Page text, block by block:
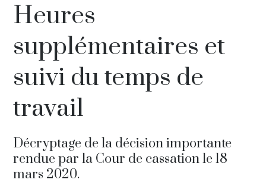
Heures
supplémentaires et
suivi du temps de
travail
Décryptage de la décision importante
rendue par la Cour de cassation le 18
mars 2020.